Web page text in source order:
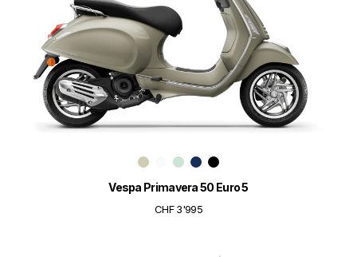
Vespa Primavera 50 Euro 5
CHF 3'995